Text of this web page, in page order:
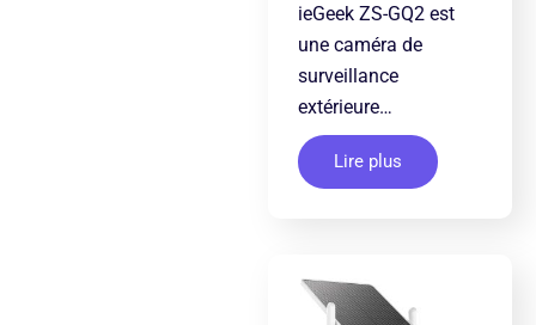
ieGeek ZS-GQ2 est
une caméra de
surveillance
extérieure…
Lire plus